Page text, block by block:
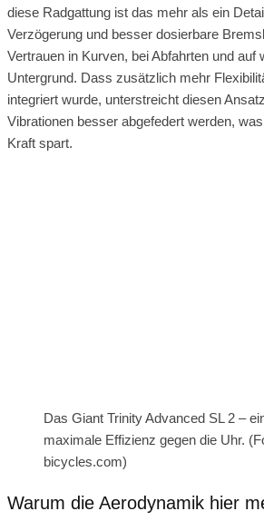
diese Radgattung ist das mehr als ein
Verzögerung und besser dosierbare
Vertrauen in Kurven, bei Abfahrten und auf
Untergrund. Dass zusätzlich mehr
integriert wurde, unterstreicht diesen
Vibrationen besser abgefedert werden,
Kraft spart.
Das Giant Trinity Advanced SL 2 –
maximale Effizienz gegen die Uhr.
bicycles.com)
Warum die Aerodynamik hier